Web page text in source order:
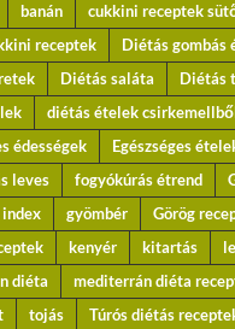
banán
cukkini receptek
receptek
Diétás gombás
Diétás saláta
Diétás
diétás ételek
édességek
Egészséges
leves
fogyókúrás étrend
gyömbér
Görög
kenyér kitartás
diéta
mediterrán diéta
tojás Túrós diétás